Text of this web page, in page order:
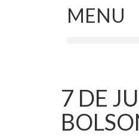
MENU
7 DE